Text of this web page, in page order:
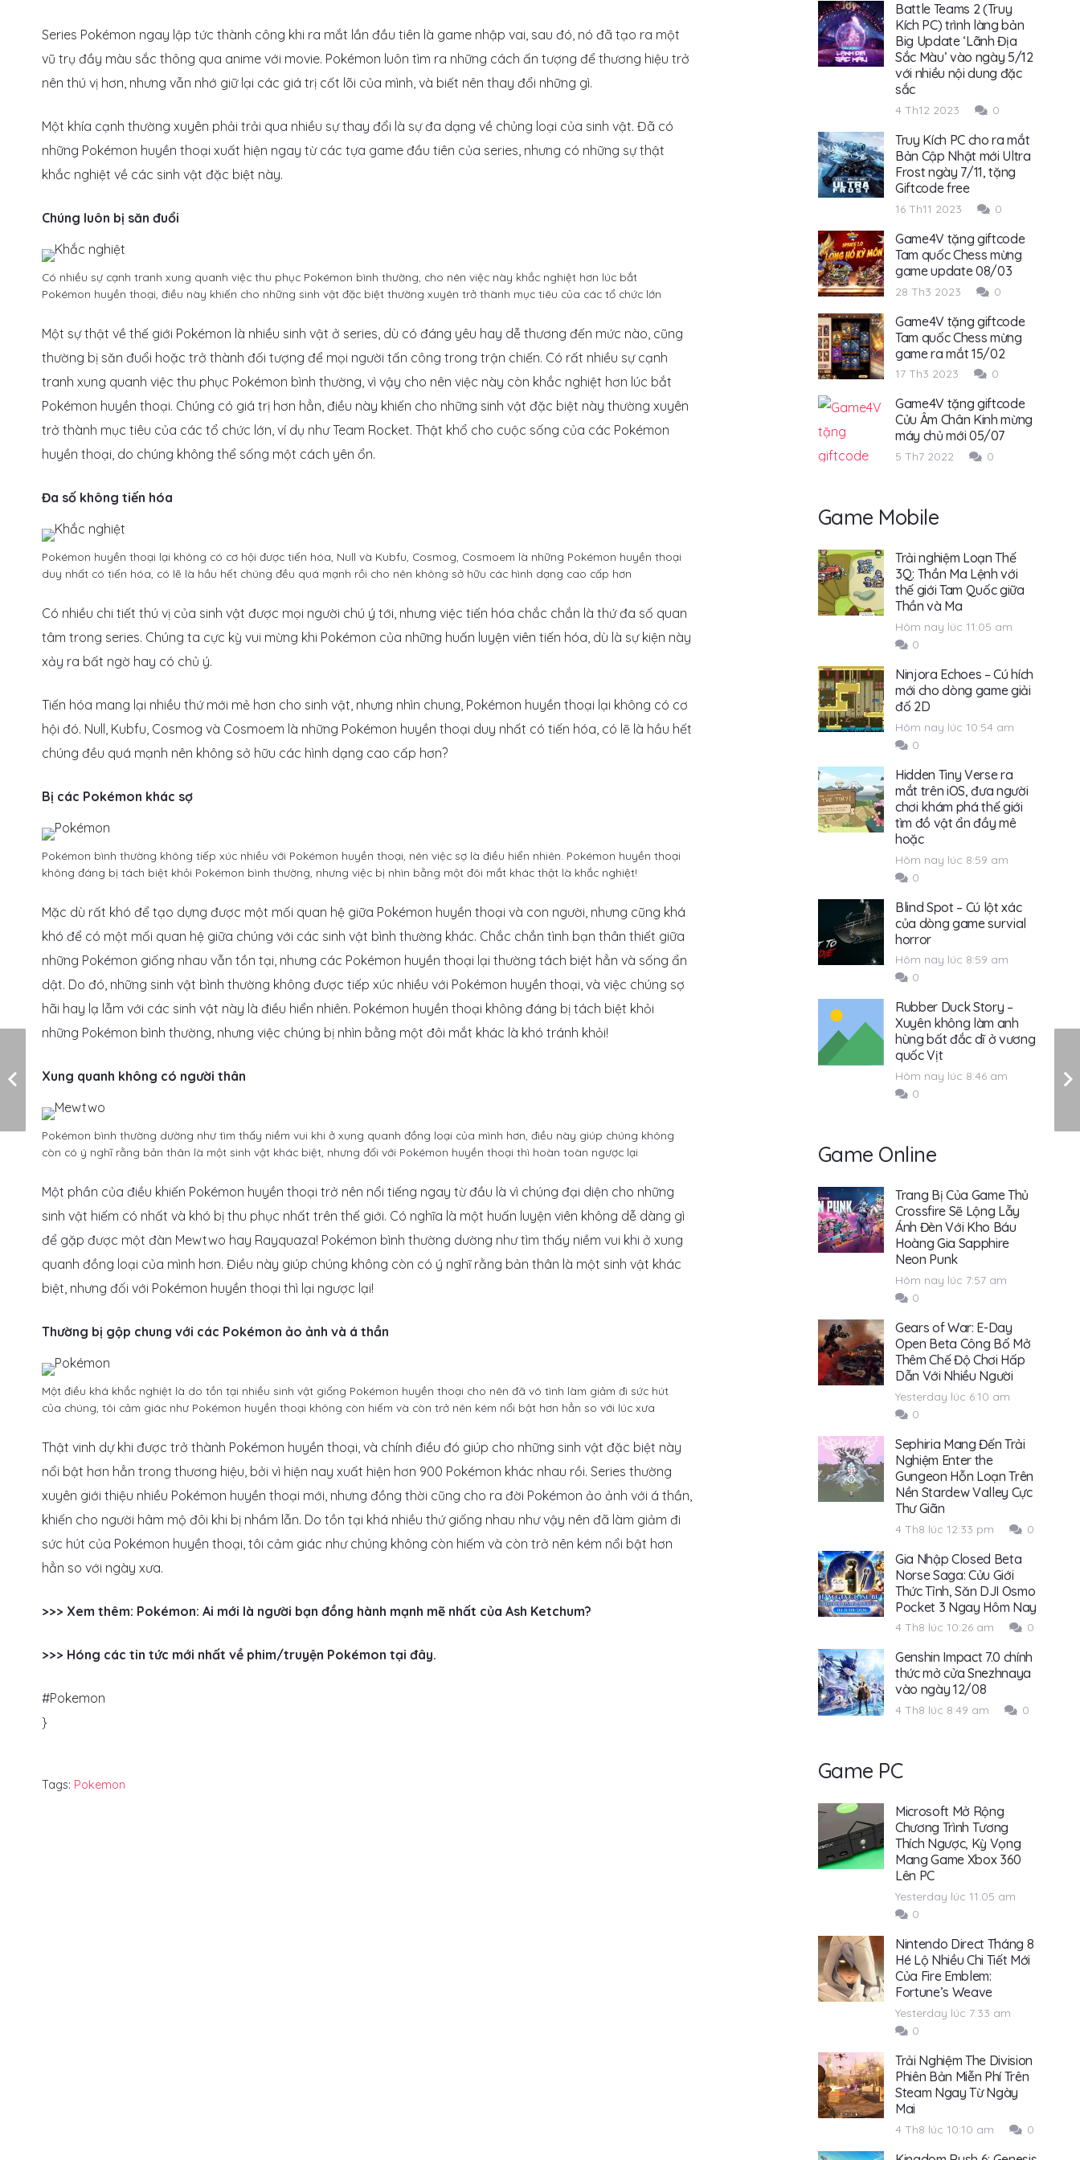
Series Pokémon ngay lập tức thành công khi ra mắt lần đầu tiên là game nhập vai, sau đó, nó đã tạo ra một
vũ trụ đầy màu sắc thông qua anime với movie. Pokémon luôn tìm ra những cách ấn tượng để thương hiệu trở
nên thú vị hơn, nhưng vẫn nhớ giữ lại các giá trị cốt lõi của mình, và biết nên thay đổi những gì.
Một khía cạnh thường xuyên phải trải qua nhiều sự thay đổi là sự đa dạng về chủng loại của sinh vật. Đã có
những Pokémon huyền thoại xuất hiện ngay từ các tựa game đầu tiên của series, nhưng có những sự thật
khắc nghiệt về các sinh vật đặc biệt này.
Chúng luôn bị săn đuổi
Có nhiều sự cạnh tranh xung quanh việc thu phục Pokémon bình thường, cho nên việc này khắc nghiệt hơn lúc bắt
Pokémon huyền thoại, điều này khiến cho những sinh vật đặc biệt thường xuyên trở thành mục tiêu của các tổ chức lớn
Một sự thật về thế giới Pokémon là nhiều sinh vật ở series, dù có đáng yêu hay dễ thương đến mức nào, cũng
thường bị săn đuổi hoặc trở thành đối tượng để mọi người tấn công trong trận chiến. Có rất nhiều sự cạnh
tranh xung quanh việc thu phục Pokémon bình thường, vì vậy cho nên việc này còn khắc nghiệt hơn lúc bắt
Pokémon huyền thoại. Chúng có giá trị hơn hẳn, điều này khiến cho những sinh vật đặc biệt này thường xuyên
trở thành mục tiêu của các tổ chức lớn, ví dụ như Team Rocket. Thật khổ cho cuộc sống của các Pokémon
huyền thoại, do chúng không thể sống một cách yên ổn.
Đa số không tiến hóa
Pokémon huyền thoại lại không có cơ hội được tiến hóa, Null và Kubfu, Cosmog, Cosmoem là những Pokémon huyền thoại
duy nhất có tiến hóa, có lẽ là hầu hết chúng đều quá mạnh rồi cho nên không sở hữu các hình dạng cao cấp hơn
Có nhiều chi tiết thú vị của sinh vật được mọi người chú ý tới, nhưng việc tiến hóa chắc chắn là thứ đa số quan
tâm trong series. Chúng ta cực kỳ vui mừng khi Pokémon của những huấn luyện viên tiến hóa, dù là sự kiện này
xảy ra bất ngờ hay có chủ ý.
Tiến hóa mang lại nhiều thứ mới mẻ hơn cho sinh vật, nhưng nhìn chung, Pokémon huyền thoại lại không có cơ
hội đó. Null, Kubfu, Cosmog và Cosmoem là những Pokémon huyền thoại duy nhất có tiến hóa, có lẽ là hầu hết
chúng đều quá mạnh nên không sở hữu các hình dạng cao cấp hơn?
Bị các Pokémon khác sợ
Pokémon bình thường không tiếp xúc nhiều với Pokémon huyền thoại, nên việc sợ là điều hiển nhiên. Pokémon huyền thoại
không đáng bị tách biệt khỏi Pokémon bình thường, nhưng việc bị nhìn bằng một đôi mắt khác thật là khắc nghiệt!
Mặc dù rất khó để tạo dựng được một mối quan hệ giữa Pokémon huyền thoại và con người, nhưng cũng khá
khó để có một mối quan hệ giữa chúng với các sinh vật bình thường khác. Chắc chắn tình bạn thân thiết giữa
những Pokémon giống nhau vẫn tồn tại, nhưng các Pokémon huyền thoại lại thường tách biệt hẳn và sống ẩn
dật. Do đó, những sinh vật bình thường không được tiếp xúc nhiều với Pokémon huyền thoại, và việc chúng sợ
hãi hay lạ lẫm với các sinh vật này là điều hiển nhiên. Pokémon huyền thoại không đáng bị tách biệt khỏi
những Pokémon bình thường, nhưng việc chúng bị nhìn bằng một đôi mắt khác là khó tránh khỏi!
Xung quanh không có người thân
Pokémon bình thường dường như tìm thấy niềm vui khi ở xung quanh đồng loại của mình hơn, điều này giúp chúng không
còn có ý nghĩ rằng bản thân là một sinh vật khác biệt, nhưng đối với Pokémon huyền thoại thì hoàn toàn ngược lại
Một phần của điều khiến Pokémon huyền thoại trở nên nổi tiếng ngay từ đầu là vì chúng đại diện cho những
sinh vật hiếm có nhất và khó bị thu phục nhất trên thế giới. Có nghĩa là một huấn luyện viên không dễ dàng gì
để gặp được một đàn Mewtwo hay Rayquaza! Pokémon bình thường dường như tìm thấy niềm vui khi ở xung
quanh đồng loại của mình hơn. Điều này giúp chúng không còn có ý nghĩ rằng bản thân là một sinh vật khác
biệt, nhưng đối với Pokémon huyền thoại thì lại ngược lại!
Thường bị gộp chung với các Pokémon ảo ảnh và á thần
Một điều khá khắc nghiệt là do tồn tại nhiều sinh vật giống Pokémon huyền thoại cho nên đã vô tình làm giảm đi sức hút
của chúng, tôi cảm giác như Pokémon huyền thoại không còn hiếm và còn trở nên kém nổi bật hơn hẳn so với lúc xưa
Thật vinh dự khi được trở thành Pokémon huyền thoại, và chính điều đó giúp cho những sinh vật đặc biệt này
nổi bật hơn hẳn trong thương hiệu, bởi vì hiện nay xuất hiện hơn 900 Pokémon khác nhau rồi. Series thường
xuyên giới thiệu nhiều Pokémon huyền thoại mới, nhưng đồng thời cũng cho ra đời Pokémon ảo ảnh với á thần,
khiến cho người hâm mộ đôi khi bị nhầm lẫn. Do tồn tại khá nhiều thứ giống nhau như vậy nên đã làm giảm đi
sức hút của Pokémon huyền thoại, tôi cảm giác như chúng không còn hiếm và còn trở nên kém nổi bật hơn
hẳn so với ngày xưa.
>>> Xem thêm: Pokémon: Ai mới là người bạn đồng hành mạnh mẽ nhất của Ash Ketchum?
>>> Hóng các tin tức mới nhất về phim/truyện Pokémon tại đây.
#Pokemon
}
Tags: Pokemon
Battle Teams 2 (Truy
Kích PC) trình làng bản
Big Update ‘Lãnh Địa
Sắc Màu’ vào ngày 5/12
với nhiều nội dung đặc
sắc
4 Th12 2023 0
Truy Kích PC cho ra mắt
Bản Cập Nhật mới Ultra
Frost ngày 7/11, tặng
Giftcode free
16 Th11 2023 0
Game4V tặng giftcode
Tam quốc Chess mừng
game update 08/03
28 Th3 2023 0
Game4V tặng giftcode
Tam quốc Chess mừng
game ra mắt 15/02
17 Th3 2023 0
Game4V tặng giftcode
Cửu Âm Chân Kinh mừng
máy chủ mới 05/07
5 Th7 2022 0
Game Mobile
Trải nghiệm Loạn Thế
3Q: Thần Ma Lệnh với
thế giới Tam Quốc giữa
Thần và Ma
Hôm nay lúc 11:05 am
0
Ninjora Echoes – Cú hích
mới cho dòng game giải
đố 2D
Hôm nay lúc 10:54 am
0
Hidden Tiny Verse ra
mắt trên iOS, đưa người
chơi khám phá thế giới
tìm đồ vật ẩn đầy mê
hoặc
Hôm nay lúc 8:59 am
0
Blind Spot – Cú lột xác
của dòng game survial
horror
Hôm nay lúc 8:59 am
0
Rubber Duck Story –
Xuyên không làm anh
hùng bất đắc dĩ ở vương
quốc Vịt
Hôm nay lúc 8:46 am
0
Game Online
Trang Bị Của Game Thủ
Crossfire Sẽ Lộng Lẫy
Ánh Đèn Với Kho Báu
Hoàng Gia Sapphire
Neon Punk
Hôm nay lúc 7:57 am
0
Gears of War: E-Day
Open Beta Công Bố Mở
Thêm Chế Độ Chơi Hấp
Dẫn Với Nhiều Người
Yesterday lúc 6:10 am
0
Sephiria Mang Đến Trải
Nghiệm Enter the
Gungeon Hỗn Loạn Trên
Nền Stardew Valley Cực
Thư Giãn
4 Th8 lúc 12:33 pm 0
Gia Nhập Closed Beta
Norse Saga: Cửu Giới
Thức Tỉnh, Săn DJI Osmo
Pocket 3 Ngay Hôm Nay
4 Th8 lúc 10:26 am 0
Genshin Impact 7.0 chính
thức mở cửa Snezhnaya
vào ngày 12/08
4 Th8 lúc 8:49 am 0
Game PC
Microsoft Mở Rộng
Chương Trình Tương
Thích Ngược, Kỳ Vọng
Mang Game Xbox 360
Lên PC
Yesterday lúc 11:05 am
0
Nintendo Direct Tháng 8
Hé Lộ Nhiều Chi Tiết Mới
Của Fire Emblem:
Fortune’s Weave
Yesterday lúc 7:33 am
0
Trải Nghiệm The Division
Phiên Bản Miễn Phí Trên
Steam Ngay Từ Ngày
Mai
4 Th8 lúc 10:10 am 0